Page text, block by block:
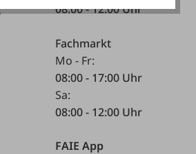
08:00 - 12:00 Uhr
Fachmarkt
Mo - Fr:
08:00 - 17:00 Uhr
Sa:
08:00 - 12:00 Uhr
FAIE App